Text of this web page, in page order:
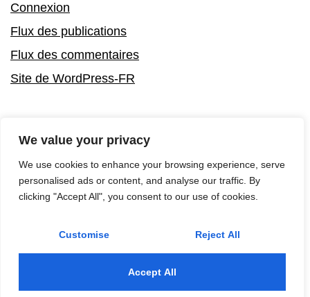
We value your privacy
We use cookies to enhance your browsing experience, serve
personalised ads or content, and analyse our traffic. By
clicking "Accept All", you consent to our use of cookies.
Customise Reject All
Accept All
Connexion
Flux des publications
Flux des commentaires
Site de WordPress-FR